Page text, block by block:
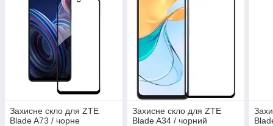
Захисне скло для ZTE
Blade A73 / чорне
Захисне скло для ZTE
Blade A34 / чорний